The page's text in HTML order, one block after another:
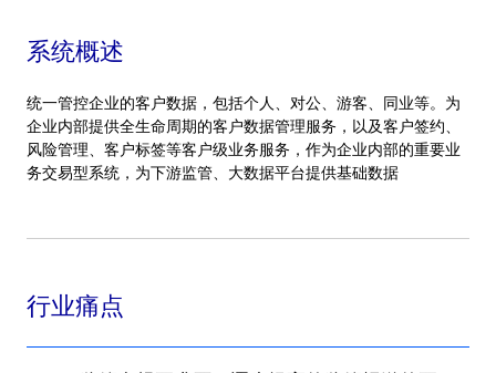
系统概述
统一管控企业的客户数据，包括个人、对公、游客、同业等。为
企业内部提供全生命周期的客户数据管理服务，以及客户签约、
风险管理、客户标签等客户级业务服务，作为企业内部的重要业
务交易型系统，为下游监管、大数据平台提供基础数据
行业痛点